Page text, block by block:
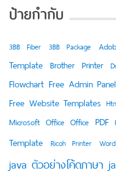
ป้ายกำกับ
3BB Fiber 3BB Package
Template Brother Printer
Flowchart Free Admin Panel
Free Website Templates
Microsoft Office Office PDF
Template Ricoh Printer Word
java ตัวอย่างโค้ดภาษา